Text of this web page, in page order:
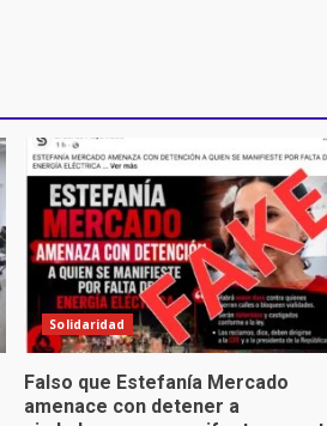
Solidaridad
Falso que Estefanía Mercado
amenace con detener a